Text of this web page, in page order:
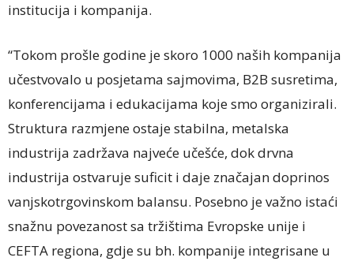
institucija i kompanija.
“Tokom prošle godine je skoro 1000 naših kompanija
učestvovalo u posjetama sajmovima, B2B susretima,
konferencijama i edukacijama koje smo organizirali.
Struktura razmjene ostaje stabilna, metalska
industrija zadržava najveće učešće, dok drvna
industrija ostvaruje suficit i daje značajan doprinos
vanjskotrgovinskom balansu. Posebno je važno istaći
snažnu povezanost sa tržištima Evropske unije i
CEFTA regiona, gdje su bh. kompanije integrisane u